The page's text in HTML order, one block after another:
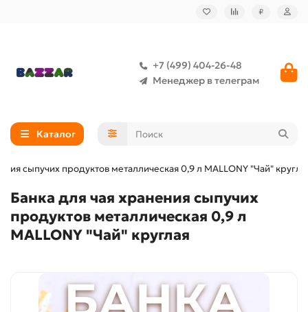
₽
+7 (499) 404-26-48
Менеджер в телеграм
Каталог
сыпучих продуктов металлическая 0,9 л MALLONY "Чай"
Банка для чая хранения сыпучих
продуктов металлическая 0,9 л
MALLONY "Чай" круглая